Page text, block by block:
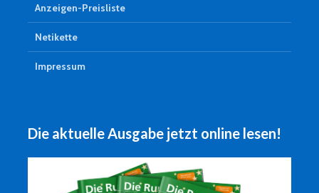
Anzeigen-Preisliste
Netikette
Impressum
Die aktuelle Ausgabe jetzt online lesen!